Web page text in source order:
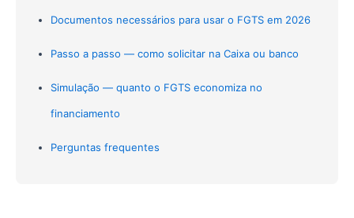
Documentos necessários para usar o FGTS em 2026
Passo a passo — como solicitar na Caixa ou banco
Simulação — quanto o FGTS economiza no
financiamento
Perguntas frequentes